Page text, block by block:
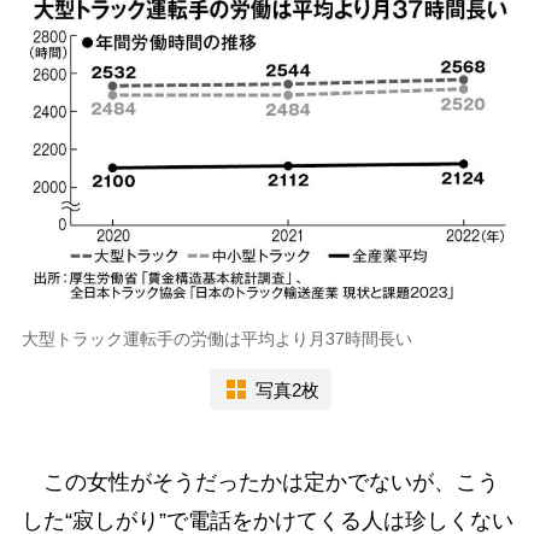
大型トラック運転手の労働は平均より月37時間長い
写真2枚
この女性がそうだったかは定かでないが、こう
した“寂しがり”で電話をかけてくる人は珍しくない